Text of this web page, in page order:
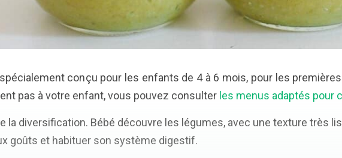
conçu pour les enfants de 4 à 6 mois, pour les
pas à votre enfant, vous pouvez consulter les menus adaptés pour
la diversification. Bébé découvre les légumes, avec une texture très
goûts et habituer son système digestif.